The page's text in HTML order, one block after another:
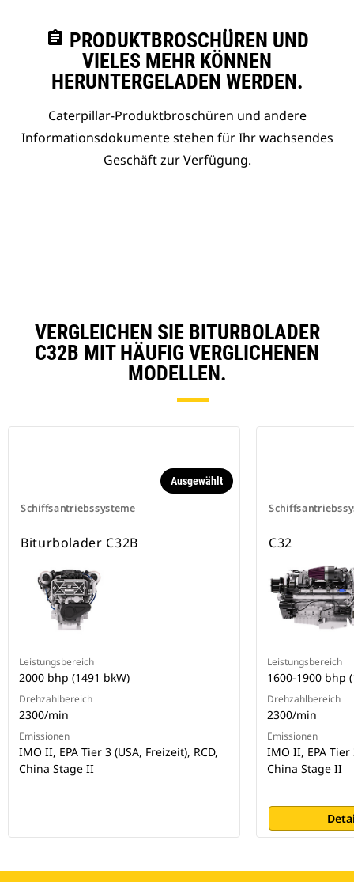
assignment PRODUKTBROSCHÜREN UND
VIELES MEHR KÖNNEN
HERUNTERGELADEN WERDEN.
Caterpillar-Produktbroschüren und andere
Informationsdokumente stehen für Ihr wachsendes
Geschäft zur Verfügung.
VERGLEICHEN SIE BITURBOLADER
C32B MIT HÄUFIG VERGLICHENEN
MODELLEN.
Schiffsantriebssysteme
Ausgewählt
Biturbolader C32B
Leistungsbereich
2000 bhp (1491 bkW)
Drehzahlbereich
2300/min
Emissionen
IMO II, EPA Tier 3 (USA, Freizeit), RCD,
China Stage II
C32
Leistungsbereich
1600-1900 bhp
Drehzahlbereich
2300/min
Emissionen
IMO II, EPA Tier
China Stage II